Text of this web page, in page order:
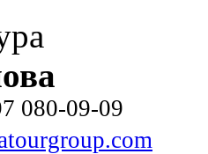
080-09-09